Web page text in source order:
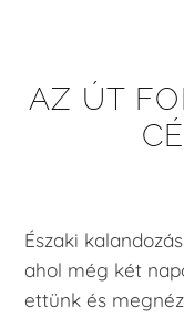
AZ ÚT
Északi
ahol még két
ettünk és